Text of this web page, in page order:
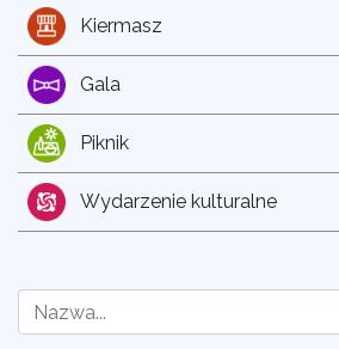
Kiermasz
Gala
Piknik
Wydarzenie kulturalne